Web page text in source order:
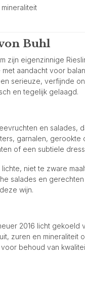
Buhl
zijn eigenzinnige
aandacht voor
serieuze, verfijnde
en tegelijk gelaagd.
en salades,
garnalen,
of een subtiele
niet te zware
salades en
wijn.
2016 licht gekoeld
zuren en mineraliteit
behoud van